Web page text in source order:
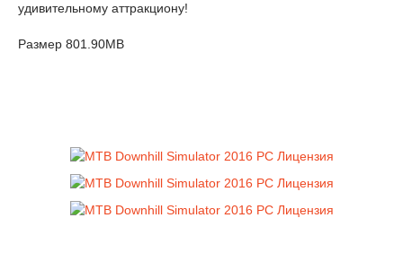
удивительному аттракциону!
Размер 801.90MB